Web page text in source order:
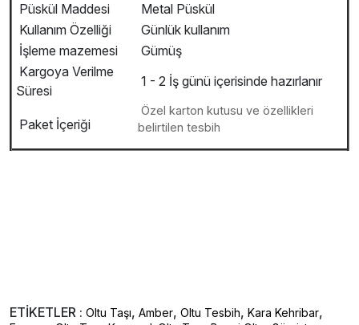
Püskül Maddesi
Metal Püskül
Kullanım Özelliği
Günlük kullanım
İşleme mazemesi
Gümüş
Kargoya Verilme
Süresi
1 - 2 İş günü içerisinde hazırlanır
Paket İçeriği
Özel karton kutusu ve özellikleri
belirtilen tesbih
ETİKETLER : Oltu Taşı, Amber, Oltu Tesbih, Kara Kehribar,